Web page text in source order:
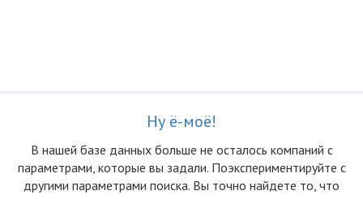
Ну ё-моё!
В нашей базе данных больше не осталоcь компаний с
параметрами, которые вы задали. Поэкспериментируйте с
другими параметрами поиска. Вы точно найдете то, что